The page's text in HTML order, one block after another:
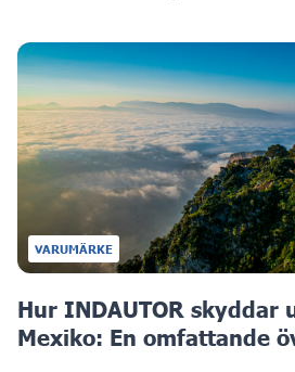
VARUMÄRKE
Hur INDAUTOR skyddar
Mexiko: En omfattande